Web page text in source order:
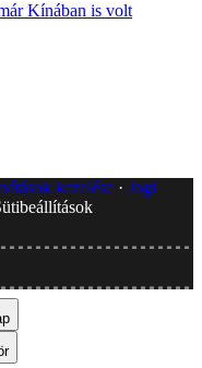
Kínában is volt
kezelése
Jogi